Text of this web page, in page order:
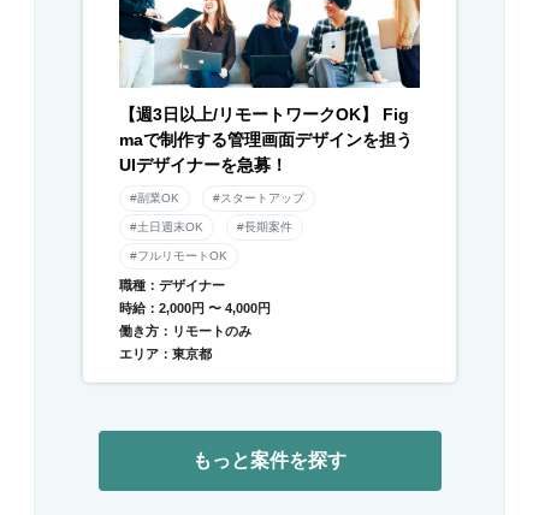
【週3日以上/リモートワークOK】 Fig
maで制作する管理画面デザインを担う
UIデザイナーを急募！
#副業OK #スタートアップ
#土日週末OK #長期案件
#フルリモートOK
職種：デザイナー
時給：2,000円 〜 4,000円
働き方：リモートのみ
エリア：東京都
もっと案件を探す